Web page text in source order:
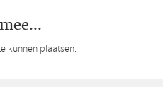
kunnen plaatsen.